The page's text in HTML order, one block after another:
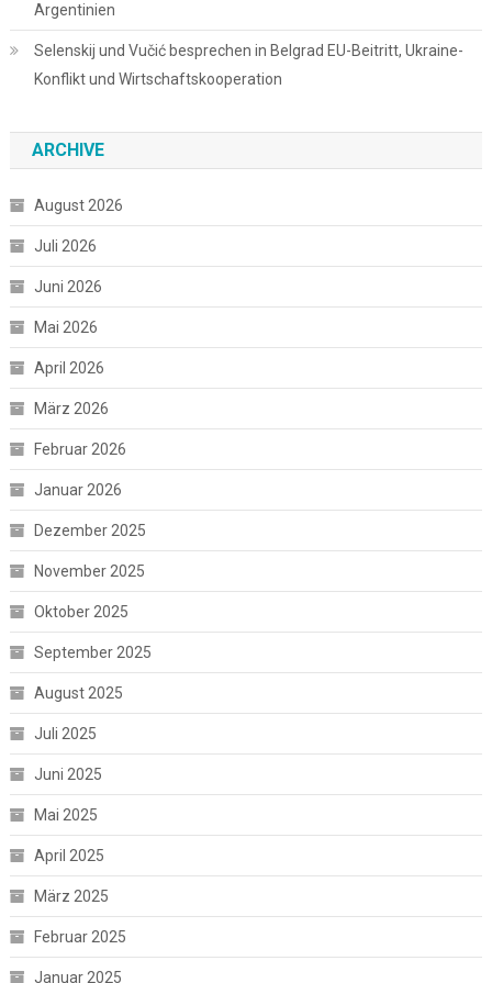
Argentinien
Selenskij und Vučić besprechen in Belgrad EU-Beitritt, Ukraine-
Konflikt und Wirtschaftskooperation
ARCHIVE
August 2026
Juli 2026
Juni 2026
Mai 2026
April 2026
März 2026
Februar 2026
Januar 2026
Dezember 2025
November 2025
Oktober 2025
September 2025
August 2025
Juli 2025
Juni 2025
Mai 2025
April 2025
März 2025
Februar 2025
Januar 2025